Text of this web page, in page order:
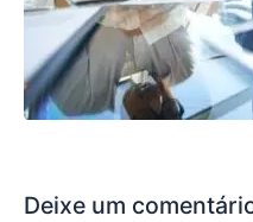
Deixe um